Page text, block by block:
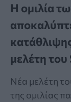
Η ομιλία
μελέτη
Νέα μελέτη
της ομιλίας